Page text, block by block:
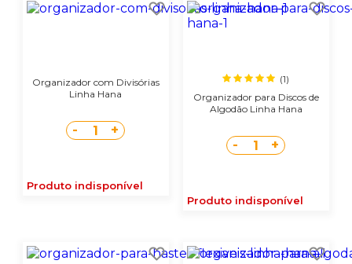
Organizador com Divisórias
Linha Hana
- 1 +
Produto indisponível
(1)
Organizador para Discos de
Algodão Linha Hana
- 1 +
Produto indisponível